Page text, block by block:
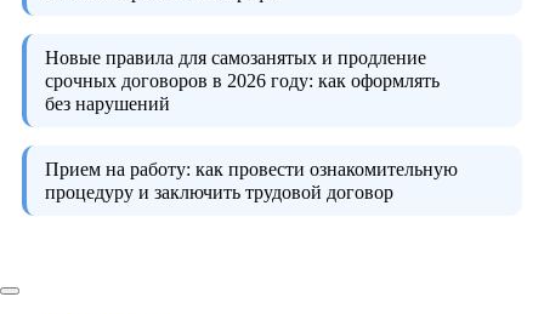
Новые правила для самозанятых и продление
срочных договоров в 2026 году: как оформлять
без нарушений
Прием на работу: как провести ознакомительную
процедуру и заключить трудовой договор